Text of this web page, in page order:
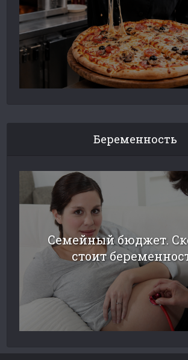
Беременность
Семейный бюджет.
стоит